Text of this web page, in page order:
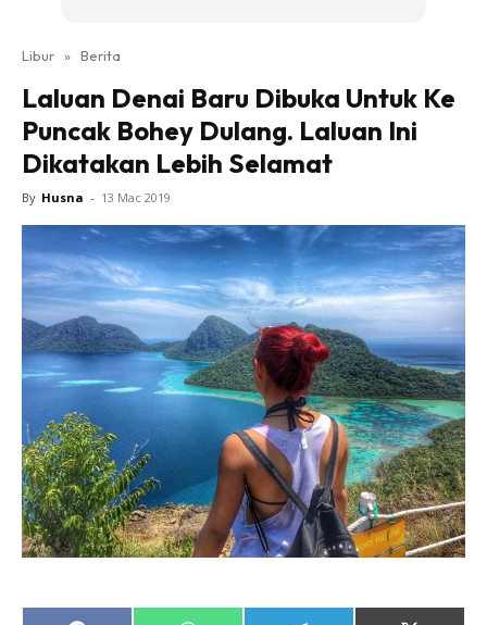
Libur » Berita
Laluan Denai Baru Dibuka Untuk Ke
Puncak Bohey Dulang. Laluan Ini
Dikatakan Lebih Selamat
By Husna - 13 Mac 2019